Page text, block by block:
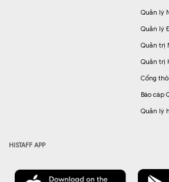
Quản lý
Quản lý
Quản trị
Quản trị
Cổng
Báo cáp
Quản lý
HISTAFF APP